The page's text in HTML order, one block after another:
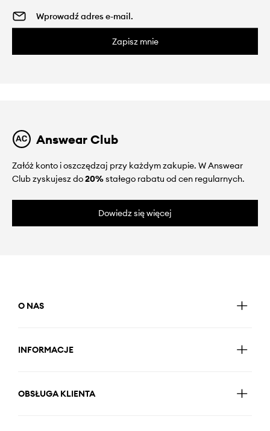
Zapisz mnie
Answear Club
Załóż konto i oszczędzaj przy każdym zakupie. W Answear
Club zyskujesz do20%stałego rabatu od cen regularnych.
Dowiedz się więcej
O NAS
INFORMACJE
OBSŁUGA KLIENTA